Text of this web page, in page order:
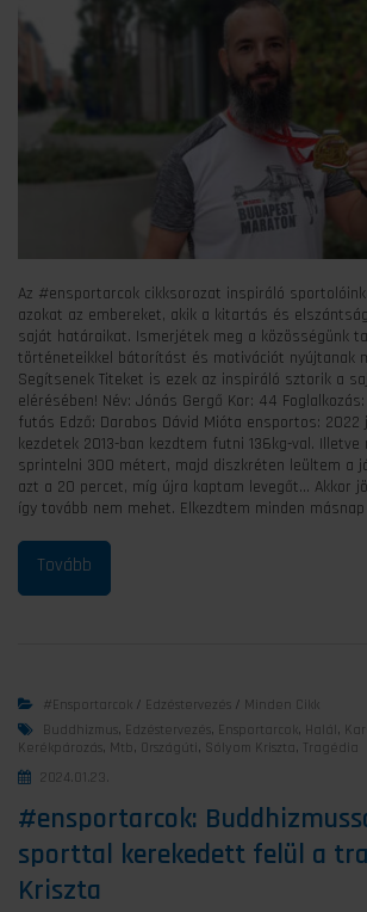
Az #ensportarcok cikksorozat inspiráló
azokat az embereket, akik a kitartás és
saját határaikat. Ismerjétek meg a közösségünk
történeteikkel bátorítást és motivációt nyújtanak
Segítsenek Titeket is ezek az inspiráló sztorik a
elérésében! Név: Jónás Gergő Kor: 44
futás Edző: Darabos Dávid Mióta ensportos: 2022
kezdetek 2013-ban kezdtem futni 136kg-val.
sprintelni 300 métert, majd diszkréten leültem a
azt a 20 percet, míg újra kaptam levegőt… Akkor
így tovább nem mehet. Elkezdtem minden másnap
#ensportarcok / Edzéstervezés / Minden Cikk
Buddhizmus, Edzéstervezés, Ensportarcok, Halál,
Kerékpározás, Mtb , Országúti, Sólyom Kriszta, Tragédia
2024.01.23.
#ensportarcok:
sporttal kerekedett felül a
Kriszta